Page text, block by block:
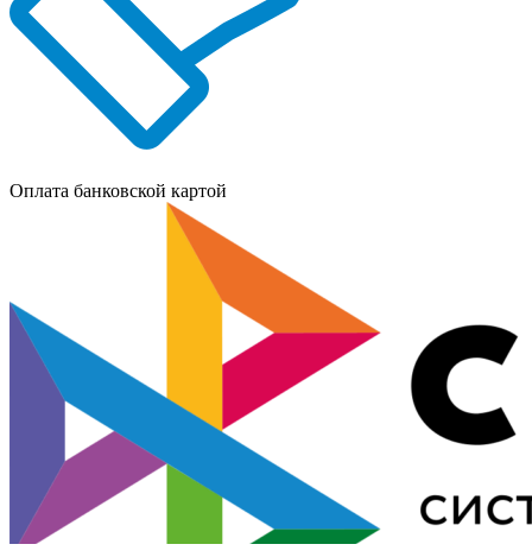
Оплата банковской картой